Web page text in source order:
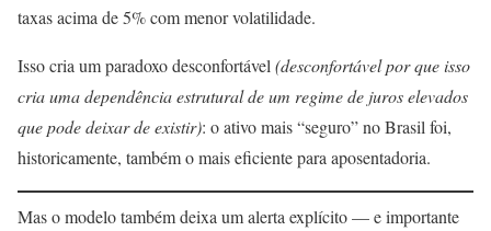
taxas acima de 5% com menor volatilidade.
Isso cria um paradoxo desconfortável(desconfortável por que isso
cria uma dependência estrutural de um regime de juros elevados
que pode deixar de existir): o ativo mais “seguro” no Brasil foi,
historicamente, também o mais eficiente para aposentadoria.
Mas o modelo também deixa um alerta explícito — e importante